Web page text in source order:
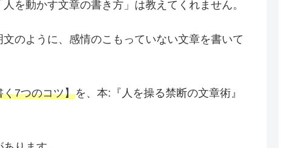
を動かす文章の書き方」は教えてくれません。
のように、感情のこもっていない文章を書いて
く7つのコツ】を、本:『人を操る禁断の文章術』